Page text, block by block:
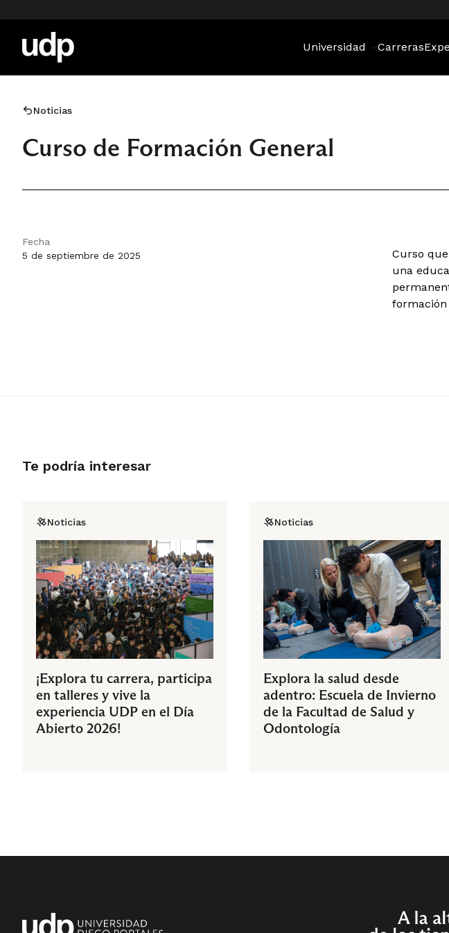
Universidad Carreras
Noticias
Curso de Formación General
Fecha
5 de septiembre de 2025
Curso
una
formación
Te podría interesar
Noticias
¡Explora tu carrera, participa
en talleres y vive la
experiencia UDP en el Día
Abierto 2026!
Noticias
Explora la salud desde
adentro: Escuela de Invierno
de la Facultad de Salud y
Odontología